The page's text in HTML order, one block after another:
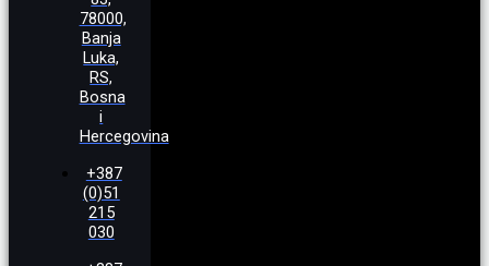
78000,
Banja
Luka,
RS,
Bosna
i
Hercegovina
+387
(0)51
215
030